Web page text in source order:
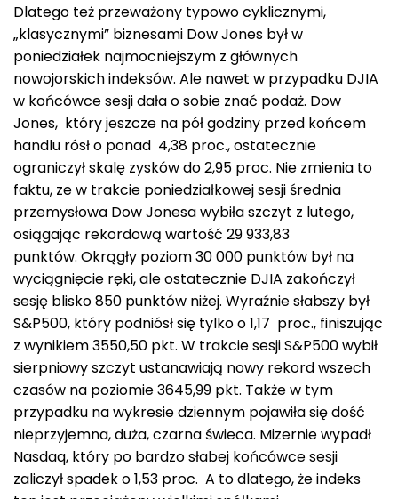
Dlatego też przeważony typowo cyklicznymi,
„klasycznymi” biznesami Dow Jones był w
poniedziałek najmocniejszym z głównych
nowojorskich indeksów. Ale nawet w przypadku DJIA
w końcówce sesji dała o sobie znać podaż. Dow
Jones, który jeszcze na pół godziny przed końcem
handlu rósł o ponad 4,38 proc., ostatecznie
ograniczył skalę zysków do 2,95 proc. Nie zmienia to
faktu, ze w trakcie poniedziałkowej sesji średnia
przemysłowa Dow Jonesa wybiła szczyt z lutego,
osiągając rekordową wartość 29 933,83
punktów. Okrągły poziom 30 000 punktów był na
wyciągnięcie ręki, ale ostatecznie DJIA zakończył
sesję blisko 850 punktów niżej. Wyraźnie słabszy był
S&P500, który podniósł się tylko o 1,17 proc., finiszując
z wynikiem 3550,50 pkt. W trakcie sesji S&P500 wybił
sierpniowy szczyt ustanawiają nowy rekord wszech
czasów na poziomie 3645,99 pkt. Także w tym
przypadku na wykresie dziennym pojawiła się dość
nieprzyjemna, duża, czarna świeca. Mizernie wypadł
Nasdaq, który po bardzo słabej końcówce sesji
zaliczył spadek o 1,53 proc. A to dlatego, że indeks